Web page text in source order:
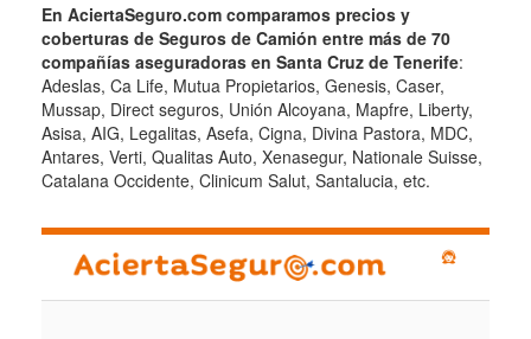
En AciertaSeguro.com comparamos precios y
coberturas de Seguros de Camión entre más de 70
compañías aseguradoras en Santa Cruz de Tenerife:
Adeslas, Ca Life, Mutua Propietarios, Genesis, Caser,
Mussap, Direct seguros, Unión Alcoyana, Mapfre, Liberty,
Asisa, AIG, Legalitas, Asefa, Cigna, Divina Pastora, MDC,
Antares, Verti, Qualitas Auto, Xenasegur, Nationale Suisse,
Catalana Occidente, Clinicum Salut, Santalucia, etc.